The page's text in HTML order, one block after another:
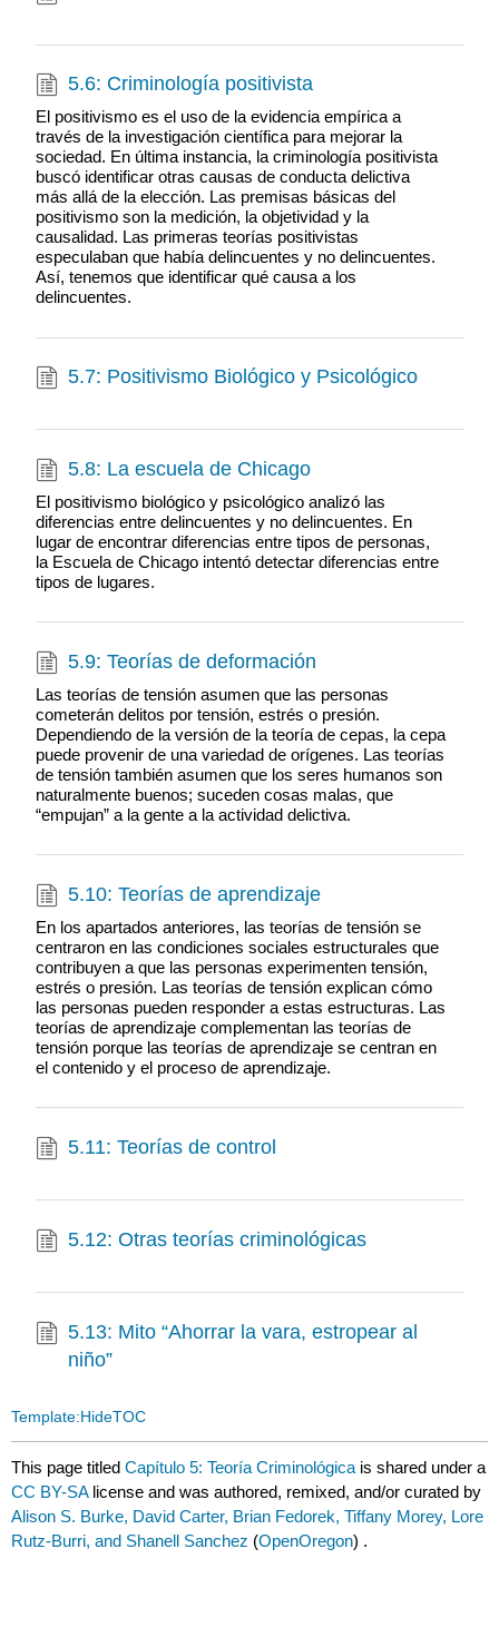
5.6: Criminología positivista
El positivismo es el uso de la evidencia empírica a
través de la investigación científica para mejorar la
sociedad. En última instancia, la criminología positivista
buscó identificar otras causas de conducta delictiva
más allá de la elección. Las premisas básicas del
positivismo son la medición, la objetividad y la
causalidad. Las primeras teorías positivistas
especulaban que había delincuentes y no delincuentes.
Así, tenemos que identificar qué causa a los
delincuentes.
5.7: Positivismo Biológico y Psicológico
5.8: La escuela de Chicago
El positivismo biológico y psicológico analizó las
diferencias entre delincuentes y no delincuentes. En
lugar de encontrar diferencias entre tipos de personas,
la Escuela de Chicago intentó detectar diferencias entre
tipos de lugares.
5.9: Teorías de deformación
Las teorías de tensión asumen que las personas
cometerán delitos por tensión, estrés o presión.
Dependiendo de la versión de la teoría de cepas, la cepa
puede provenir de una variedad de orígenes. Las teorías
de tensión también asumen que los seres humanos son
naturalmente buenos; suceden cosas malas, que
“empujan” a la gente a la actividad delictiva.
5.10: Teorías de aprendizaje
En los apartados anteriores, las teorías de tensión se
centraron en las condiciones sociales estructurales que
contribuyen a que las personas experimenten tensión,
estrés o presión. Las teorías de tensión explican cómo
las personas pueden responder a estas estructuras. Las
teorías de aprendizaje complementan las teorías de
tensión porque las teorías de aprendizaje se centran en
el contenido y el proceso de aprendizaje.
5.11: Teorías de control
5.12: Otras teorías criminológicas
5.13: Mito “Ahorrar la vara, estropear al
niño”
Template:HideTOC
This page titledCapítulo 5: Teoría Criminológica is shared under a
CC BY-SA license and was authored, remixed, and/or curated by
Alison S. Burke, David Carter, Brian Fedorek, Tiffany Morey, Lore
Rutz-Burri, and Shanell Sanchez (OpenOregon) .